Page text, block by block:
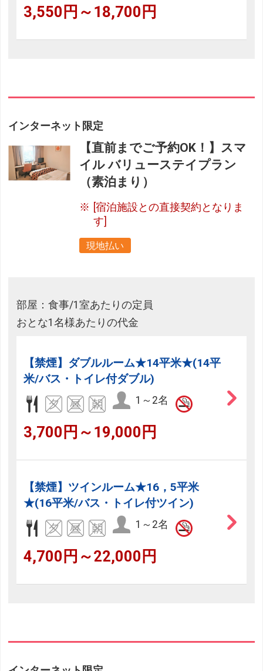
3,550円～18,700円
インターネット限定
【直前までご予約OK！】スマ
イル バリューステイプラン
（素泊まり）
[宿泊施設との直接契約となりま
す]
現地払い
部屋：食事/1室あたりの定員
おとな1名様あたりの代金
【禁煙】ダブルルーム★14平米★(14平
米/バス・トイレ付ダブル)
1～2名
3,700円～19,000円
【禁煙】ツインルーム★16，5平米
★(16平米/バス・トイレ付ツイン)
1～2名
4,700円～22,000円